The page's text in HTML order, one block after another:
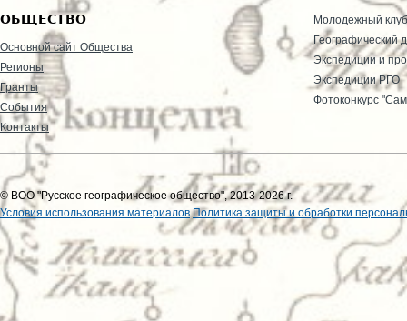
ОБЩЕСТВО
Основной сайт Общества
Регионы
Гранты
События
Контакты
Молодежный клуб
Географический
Экспедиции и
Экспедиции РГО
Фотоконкурс
© ВОО "Русское географическое общество", 2013-2026 г.
Условия использования материалов Политика защиты и обработки